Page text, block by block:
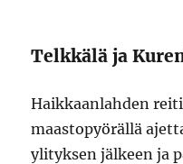
Telkkälä ja
Haikkaanlahden
maastopyörällä
ylityksen jälkeen ja